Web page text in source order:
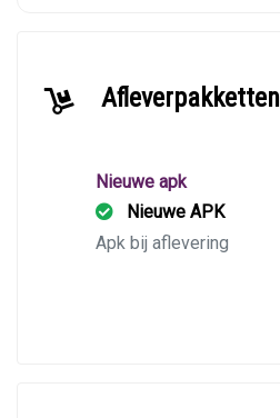
Afleverpakketten
Nieuwe apk
Nieuwe APK
Apk bij aflevering